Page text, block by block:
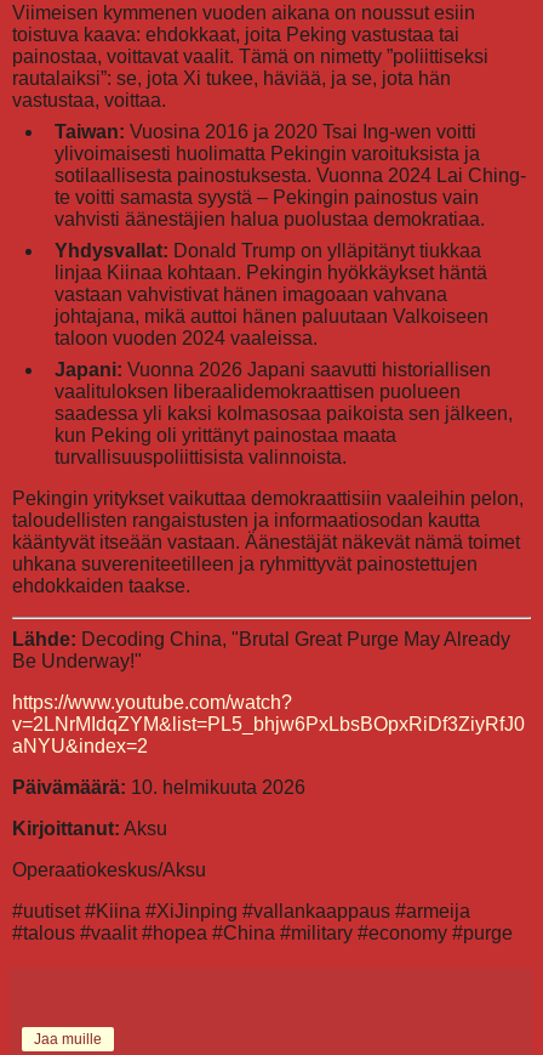
Viimeisen kymmenen vuoden aikana on noussut esiin
toistuva kaava: ehdokkaat, joita Peking vastustaa tai
painostaa, voittavat vaalit. Tämä on nimetty ”poliittiseksi
rautalaiksi”: se, jota Xi tukee, häviää, ja se, jota hän
vastustaa, voittaa.
Taiwan: Vuosina 2016 ja 2020 Tsai Ing-wen voitti
ylivoimaisesti huolimatta Pekingin varoituksista ja
sotilaallisesta painostuksesta. Vuonna 2024 Lai Ching-
te voitti samasta syystä – Pekingin painostus vain
vahvisti äänestäjien halua puolustaa demokratiaa.
Yhdysvallat: Donald Trump on ylläpitänyt tiukkaa
linjaa Kiinaa kohtaan. Pekingin hyökkäykset häntä
vastaan vahvistivat hänen imagoaan vahvana
johtajana, mikä auttoi hänen paluutaan Valkoiseen
taloon vuoden 2024 vaaleissa.
Japani: Vuonna 2026 Japani saavutti historiallisen
vaalituloksen liberaalidemokraattisen puolueen
saadessa yli kaksi kolmasosaa paikoista sen jälkeen,
kun Peking oli yrittänyt painostaa maata
turvallisuuspoliittisista valinnoista.
Pekingin yritykset vaikuttaa demokraattisiin vaaleihin pelon,
taloudellisten rangaistusten ja informaatiosodan kautta
kääntyvät itseään vastaan. Äänestäjät näkevät nämä toimet
uhkana suvereniteetilleen ja ryhmittyvät painostettujen
ehdokkaiden taakse.
Lähde: Decoding China, "Brutal Great Purge May Already
Be Underway!"
https://www.youtube.com/watch?
v=2LNrMIdqZYM&list=PL5_bhjw6PxLbsBOpxRiDf3ZiyRfJ0
aNYU&index=2
Päivämäärä: 10. helmikuuta 2026
Kirjoittanut: Aksu
Operaatiokeskus/Aksu
#uutiset #Kiina #XiJinping #vallankaappaus #armeija
#talous #vaalit #hopea #China #military #economy #purge
Jaa muille